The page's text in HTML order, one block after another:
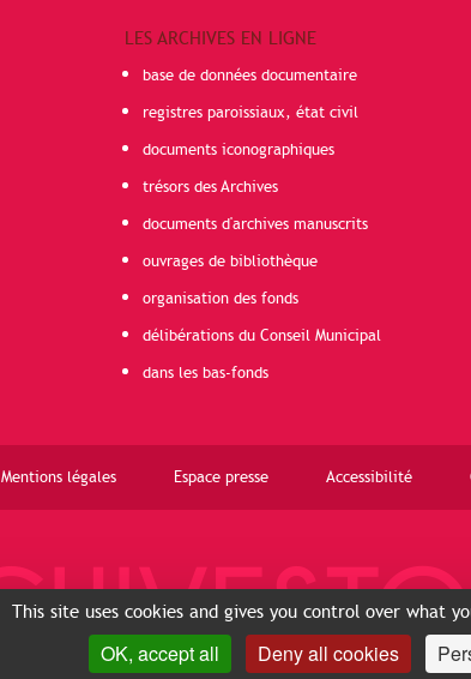
LES ARCHIVES EN LIGNE
base de données documentaire
registres paroissiaux, état civil
documents iconographiques
trésors des Archives
documents d'archives manuscrits
ouvrages de bibliothèque
organisation des fonds
délibérations du Conseil Municipal
dans les bas-fonds
Mentions légales Espace presse Accessibilité
This site uses cookies and gives you control over what
OK, accept all Deny all cookies